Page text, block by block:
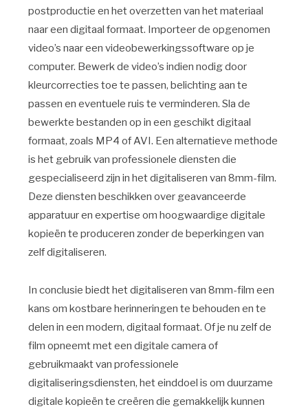
postproductie en het overzetten van het materiaal
naar een digitaal formaat. Importeer de opgenomen
video’s naar een videobewerkingssoftware op je
computer. Bewerk de video’s indien nodig door
kleurcorrecties toe te passen, belichting aan te
passen en eventuele ruis te verminderen. Sla de
bewerkte bestanden op in een geschikt digitaal
formaat, zoals MP4 of AVI. Een alternatieve methode
is het gebruik van professionele diensten die
gespecialiseerd zijn in het digitaliseren van 8mm-film.
Deze diensten beschikken over geavanceerde
apparatuur en expertise om hoogwaardige digitale
kopieën te produceren zonder de beperkingen van
zelf digitaliseren.
In conclusie biedt het digitaliseren van 8mm-film een
kans om kostbare herinneringen te behouden en te
delen in een modern, digitaal formaat. Of je nu zelf de
film opneemt met een digitale camera of
gebruikmaakt van professionele
digitaliseringsdiensten, het einddoel is om duurzame
digitale kopieën te creëren die gemakkelijk kunnen